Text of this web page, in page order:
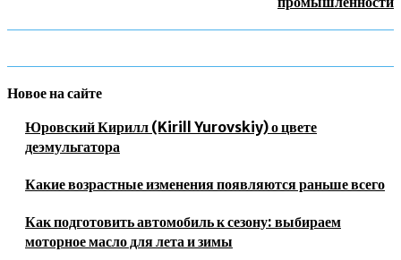
Новое на сайте
Юровский Кирилл (Kirill Yurovskiy) о цвете
деэмульгатора
Какие возрастные изменения появляются раньше всего
Как подготовить автомобиль к сезону: выбираем
моторное масло для лета и зимы